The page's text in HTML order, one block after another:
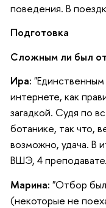
поведения. В
Подготовка
Сложным ли был
Ира:
интернете, как
загадкой. Судя по
ботанике, так что,
возможно, удача. В
ВШЭ, 4
Марина: "Отбор
(некоторые не